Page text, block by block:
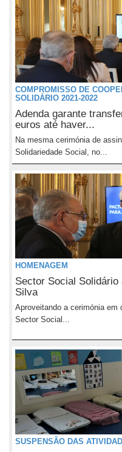
COMPROMISSO DE
SOLIDÁRIO 2021-2022
Adenda garante
euros até haver...
Na mesma cerimónia de
Solidariedade Social, no...
HOMENAGEM
Sector Social Solidário
Silva
Aproveitando a cerimónia em
Sector Social...
SUSPENSÃO DAS